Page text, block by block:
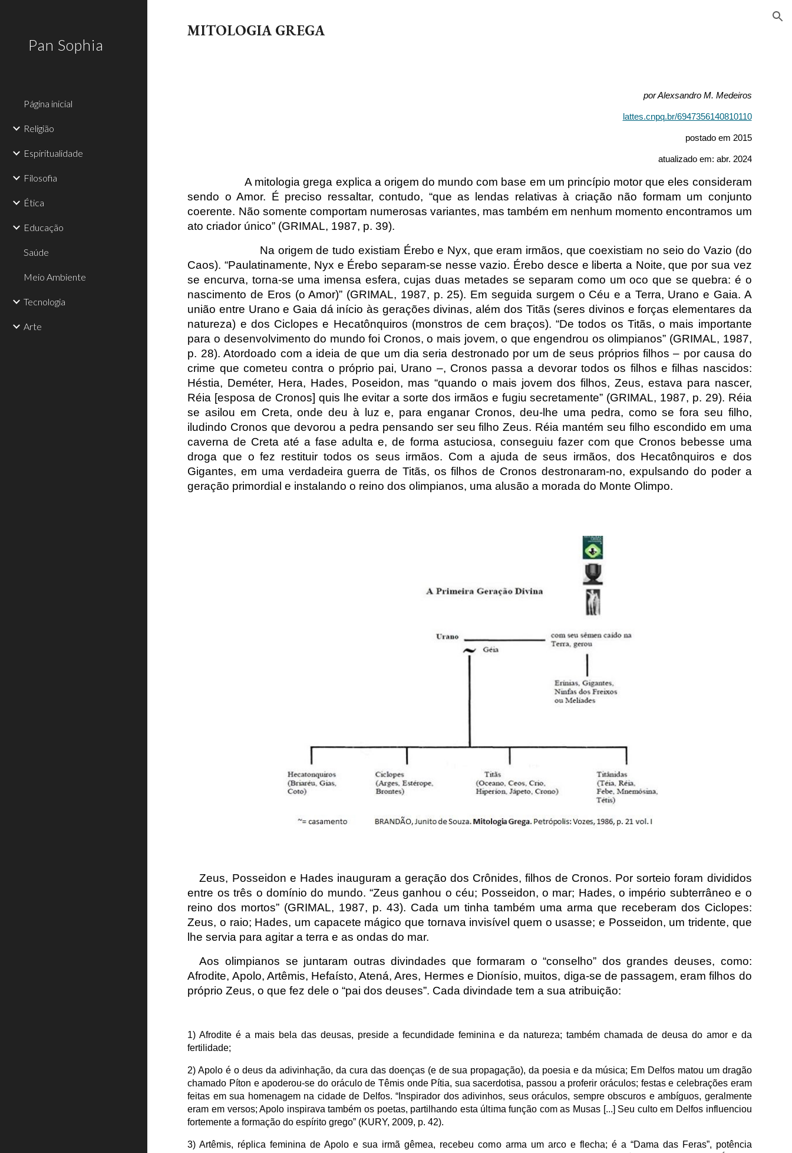
Pan Sophia
Página inicial
Religião
Espiritualidade
Filosofia
Ética
Educação
Saúde
Meio Ambiente
Tecnologia
Arte
MITOLOGIA GREGA
por Alexsandro M. Medeiros
lattes.cnpq.br/6947356140810110
postado em 2015
atualizado em: abr. 2024
A mitologia grega explica a origem do mundo com base em um princípio motor que eles consideram
sendo o Amor. É preciso ressaltar, contudo, “que as lendas relativas à criação não formam um conjunto
coerente. Não somente comportam numerosas variantes, mas também em nenhum momento encontramos um
ato criador único” (GRIMAL, 1987, p. 39).
Na origem de tudo existiam Érebo e Nyx, que eram irmãos, que coexistiam no seio do Vazio (do
Caos). “Paulatinamente, Nyx e Érebo separam-se nesse vazio. Érebo desce e liberta a Noite, que por sua vez
se encurva, torna-se uma imensa esfera, cujas duas metades se separam como um oco que se quebra: é o
nascimento de Eros (o Amor)” (GRIMAL, 1987, p. 25). Em seguida surgem o Céu e a Terra, Urano e Gaia. A
união entre Urano e Gaia dá início às gerações divinas, além dos Titãs (seres divinos e forças elementares da
natureza) e dos Ciclopes e Hecatônquiros (monstros de cem braços). “De todos os Titãs, o mais importante
para o desenvolvimento do mundo foi Cronos, o mais jovem, o que engendrou os olimpianos” (GRIMAL, 1987,
p. 28). Atordoado com a ideia de que um dia seria destronado por um de seus próprios filhos – por causa do
crime que cometeu contra o próprio pai, Urano –, Cronos passa a devorar todos os filhos e filhas nascidos:
Héstia, Deméter, Hera, Hades, Poseidon, mas “quando o mais jovem dos filhos, Zeus, estava para nascer,
Réia [esposa de Cronos] quis lhe evitar a sorte dos irmãos e fugiu secretamente” (GRIMAL, 1987, p. 29). Réia
se asilou em Creta, onde deu à luz e, para enganar Cronos, deu-lhe uma pedra, como se fora seu filho,
iludindo Cronos que devorou a pedra pensando ser seu filho Zeus. Réia mantém seu filho escondido em uma
caverna de Creta até a fase adulta e, de forma astuciosa, conseguiu fazer com que Cronos bebesse uma
droga que o fez restituir todos os seus irmãos. Com a ajuda de seus irmãos, dos Hecatônquiros e dos
Gigantes, em uma verdadeira guerra de Titãs, os filhos de Cronos destronaram-no, expulsando do poder a
geração primordial e instalando o reino dos olimpianos, uma alusão a morada do Monte Olimpo.
Zeus, Posseidon e Hades inauguram a geração dos Crônides, filhos de Cronos. Por sorteio foram divididos
entre os três o domínio do mundo. “Zeus ganhou o céu; Posseidon, o mar; Hades, o império subterrâneo e o
reino dos mortos” (GRIMAL, 1987, p. 43). Cada um tinha também uma arma que receberam dos Ciclopes:
Zeus, o raio; Hades, um capacete mágico que tornava invisível quem o usasse; e Posseidon, um tridente, que
lhe servia para agitar a terra e as ondas do mar.
Aos olimpianos se juntaram outras divindades que formaram o “conselho” dos grandes deuses, como:
Afrodite, Apolo, Artêmis, Hefaísto, Atená, Ares, Hermes e Dionísio, muitos, diga-se de passagem, eram filhos do
próprio Zeus, o que fez dele o “pai dos deuses”. Cada divindade tem a sua atribuição:
1) Afrodite é a mais bela das deusas, preside a fecundidade feminina e da natureza; também chamada de deusa do amor e da
fertilidade;
2) Apolo é o deus da adivinhação, da cura das doenças (e de sua propagação), da poesia e da música; Em Delfos matou um dragão
chamado Píton e apoderou-se do oráculo de Têmis onde Pítia, sua sacerdotisa, passou a proferir oráculos; festas e celebrações eram
feitas em sua homenagem na cidade de Delfos. “Inspirador dos adivinhos, seus oráculos, sempre obscuros e ambíguos, geralmente
eram em versos; Apolo inspirava também os poetas, partilhando esta última função com as Musas [...] Seu culto em Delfos influenciou
fortemente a formação do espírito grego” (KURY, 2009, p. 42).
3) Artêmis, réplica feminina de Apolo e sua irmã gêmea, recebeu como arma um arco e flecha; é a “Dama das Feras”, potência